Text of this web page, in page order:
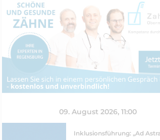
09. August 2026, 11:00
Inklusionsführung: „Ad